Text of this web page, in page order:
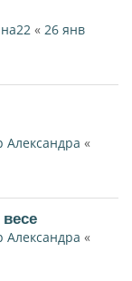
« 26 янв
Александра «
Александра «